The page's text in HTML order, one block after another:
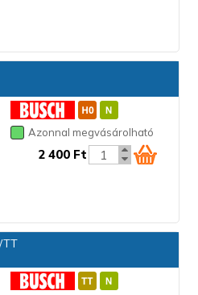
Azonnal megvásárolható
2 400 Ft
TT